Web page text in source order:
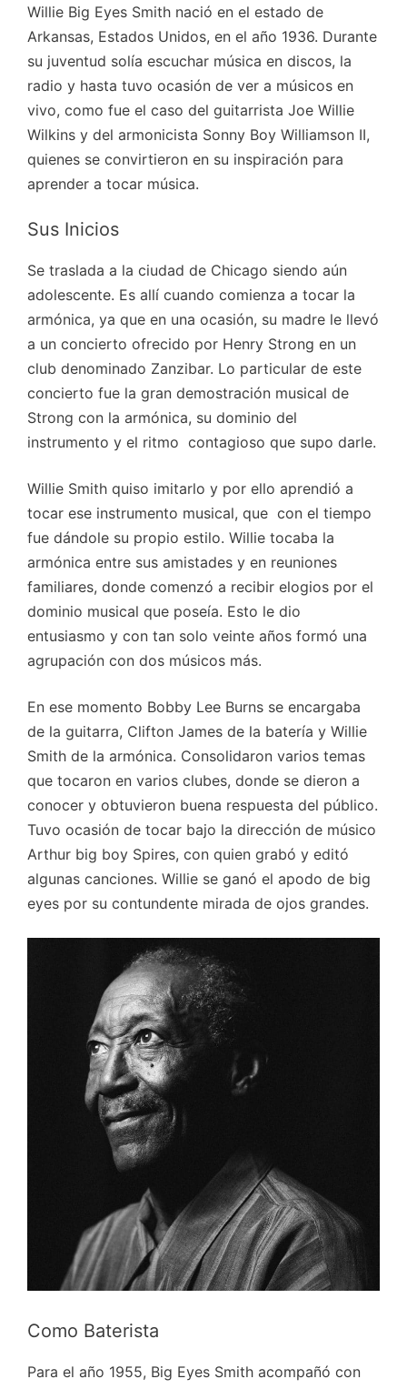
Willie Big Eyes Smith nació en el estado de
Arkansas, Estados Unidos, en el año 1936. Durante
su juventud solía escuchar música en discos, la
radio y hasta tuvo ocasión de ver a músicos en
vivo, como fue el caso del guitarrista Joe Willie
Wilkins y del armonicista Sonny Boy Williamson II,
quienes se convirtieron en su inspiración para
aprender a tocar música.
Sus Inicios
Se traslada a la ciudad de Chicago siendo aún
adolescente. Es allí cuando comienza a tocar la
armónica, ya que en una ocasión, su madre le llevó
a un concierto ofrecido por Henry Strong en un
club denominado Zanzibar. Lo particular de este
concierto fue la gran demostración musical de
Strong con la armónica, su dominio del
instrumento y el ritmo contagioso que supo darle.
Willie Smith quiso imitarlo y por ello aprendió a
tocar ese instrumento musical, que con el tiempo
fue dándole su propio estilo. Willie tocaba la
armónica entre sus amistades y en reuniones
familiares, donde comenzó a recibir elogios por el
dominio musical que poseía. Esto le dio
entusiasmo y con tan solo veinte años formó una
agrupación con dos músicos más.
En ese momento Bobby Lee Burns se encargaba
de la guitarra, Clifton James de la batería y Willie
Smith de la armónica. Consolidaron varios temas
que tocaron en varios clubes, donde se dieron a
conocer y obtuvieron buena respuesta del público.
Tuvo ocasión de tocar bajo la dirección de músico
Arthur big boy Spires, con quien grabó y editó
algunas canciones. Willie se ganó el apodo de big
eyes por su contundente mirada de ojos grandes.
Como Baterista
Para el año 1955, Big Eyes Smith acompañó con